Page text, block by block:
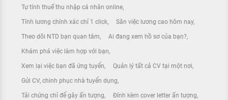
Tự tính thuế thu nhập cá nhân online
Tính lương chính xác chỉ 1 click Săn việc lương cao hôm nay
Theo dõi NTD bạn quan tâm Ai đang xem hồ sơ của bạn?
Khám phá việc làm hợp với bạn
Xem lại việc bạn đã ứng tuyển Quản lý tất cả CV tại một nơi
Gửi CV, chinh phục nhà tuyển dụng
Tải chứng chỉ để gây ấn tượng Đính kèm cover letter ấn tượng